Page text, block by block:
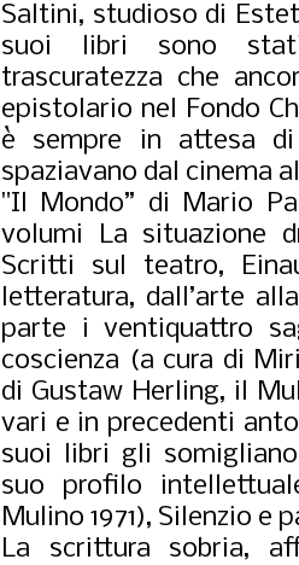
Saltini, studioso di
suoi libri sono
trascuratezza che
epistolario nel Fondo
è sempre in attesa
spaziavano dal cinema
"Il Mondo” di Mario
volumi La situazione
Scritti sul teatro,
letteratura, dall’arte
parte i ventiquattro
coscienza (a cura di
di Gustaw Herling, il
vari e in precedenti
suoi libri gli
suo profilo
Mulino 1971), Silenzio e
La scrittura sobria,